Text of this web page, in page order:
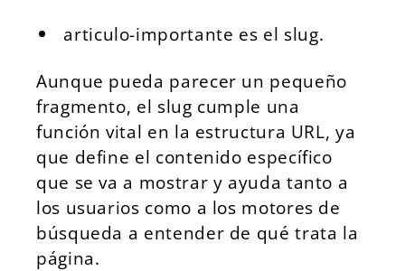
articulo-importante es el slug.
Aunque pueda parecer un pequeño
fragmento, el slug cumple una
función vital en la estructura URL, ya
que define el contenido específico
que se va a mostrar y ayuda tanto a
los usuarios como a los motores de
búsqueda a entender de qué trata la
página.